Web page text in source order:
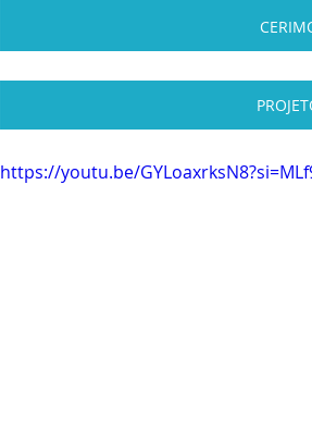
https://youtu.be/